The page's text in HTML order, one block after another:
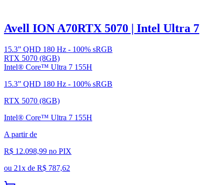
Avell ION A70RTX 5070 | Intel Ultra 7
15.3” QHD 180 Hz - 100% sRGB
RTX 5070 (8GB)
Intel® Core™ Ultra 7 155H
15.3” QHD 180 Hz - 100% sRGB
RTX 5070 (8GB)
Intel® Core™ Ultra 7 155H
A partir de
R$ 12.098,99 no PIX
ou 21x de R$ 787,62